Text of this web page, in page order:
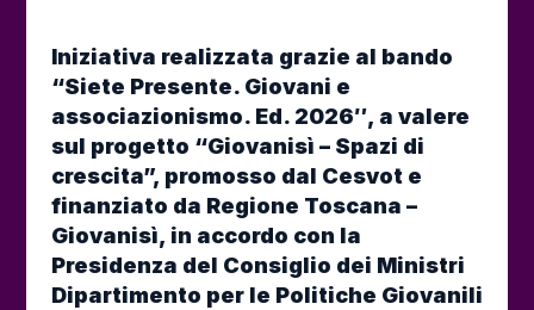
Iniziativa realizzata grazie al bando
“Siete Presente. Giovani e
associazionismo. Ed. 2026″, a valere
sul progetto “Giovanisì – Spazi di
crescita”, promosso dal Cesvot e
finanziato da Regione Toscana –
Giovanisì, in accordo con la
Presidenza del Consiglio dei Ministri
Dipartimento per le Politiche Giovanili